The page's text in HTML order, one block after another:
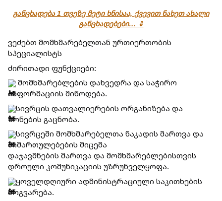
განცხადება 1 თვეზე მეტი ხნისაა, ქვევით ნახეთ ახალი
განცხადებები… ⇓
ვეძებთ მომხმარებელთან ურთიერთობის
სპეციალისტს
ძირითადი ფუნქციები:
მომხმარებლების დახვედრა და საჭირო
ინფორმაციის მიწოდება.
სივრცის დათვალიერების ორგანიზება და
ზონების გაცნობა.
სივრცეში მომხმარებელთა ნაკადის მართვა და
მიმართულებების მიცემა
დაჯავშნების მართვა და მომხმარებლებისთვის
დროული კომუნიკაციის უზრუნველყოფა.
ყოველდღიური ადმინისტრაციული საკითხების
მოგვარება.